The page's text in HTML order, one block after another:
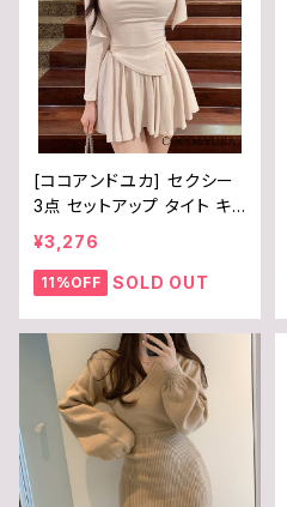
[ココアンドユカ] セクシー
3点 セットアップ タイト キャ
ミソール トップス 長袖 前
開き カーディガン フレア ミ
ニ スカート パンツ キュロッ
ース B0FFRTS7NF
¥3,276
11%OFF SOLD OUT